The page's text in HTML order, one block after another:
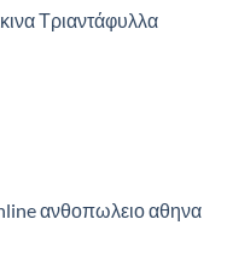
Τριαντάφυλλα
ανθοπωλειο αθηνα